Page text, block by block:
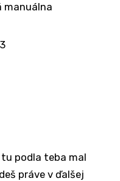
manuálna
podla teba mal
práve v ďalšej